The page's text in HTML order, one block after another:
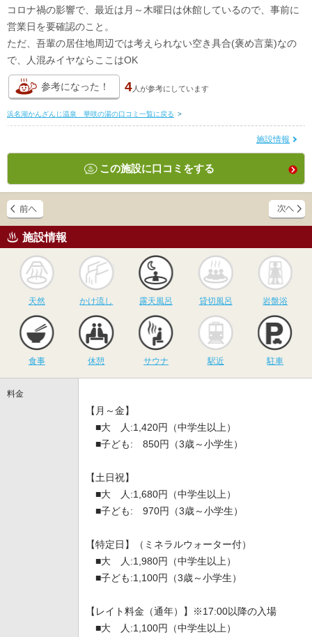
コロナ禍の影響で、最近は月～木曜日は休館しているので、事前に
営業日を要確認のこと。
ただ、吾輩の居住地周辺では考えられない空き具合(褒め言葉)なの
で、人混みイヤならここはOK
参考になった！ 4人が参考にしています
浜名湖かんざんじ温泉 華咲の湯の口コミ一覧に戻る >
施設情報
この施設に口コミをする
施設情報
天然
かけ流し
かけ流し
露天風呂
露天風呂
貸切風呂
貸切風呂 岩盤浴
食事 休憩
サウナ
サウナ 駅近 駐車
料金
【月～金】
■大 人:1,420円（中学生以上）
■子ども: 850円（3歳～小学生）
【土日祝】
■大 人:1,680円（中学生以上）
■子ども: 970円（3歳～小学生）
【特定日】（ミネラルウォーター付）
■大 人:1,980円（中学生以上）
■子ども:1,100円（3歳～小学生）
【レイト料金（通年）】※17:00以降の入場
■大 人:1,100円（中学生以上）